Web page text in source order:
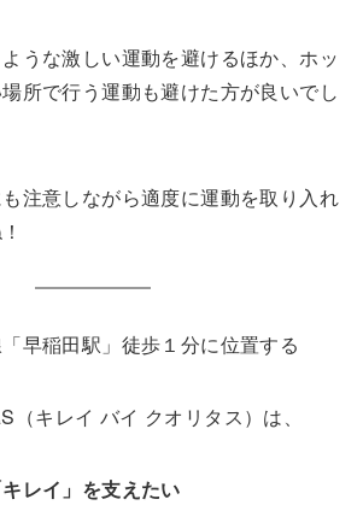
うな激しい運動を避けるほか、ホッ
所で行う運動も避けた方が良いでし
注意しながら適度に運動を取り入れ
早稲田駅」徒歩１分に位置する
（キレイ バイ クオリタス）は、
レイ」を支えたい